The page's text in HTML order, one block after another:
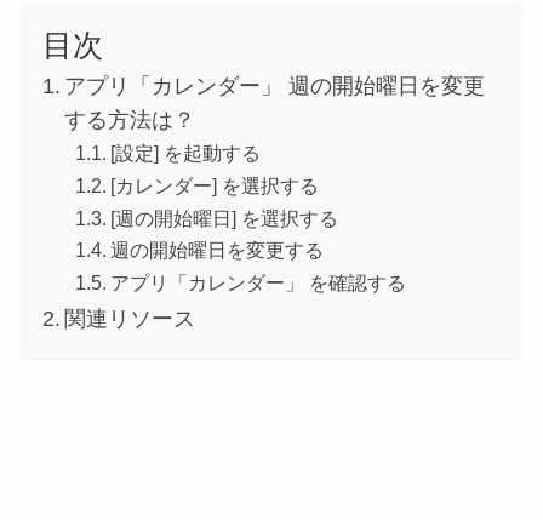
目次
アプリ「カレンダー」 週の開始曜日を変更
する方法は？
[設定] を起動する
[カレンダー] を選択する
[週の開始曜日] を選択する
週の開始曜日を変更する
アプリ「カレンダー」 を確認する
関連リソース